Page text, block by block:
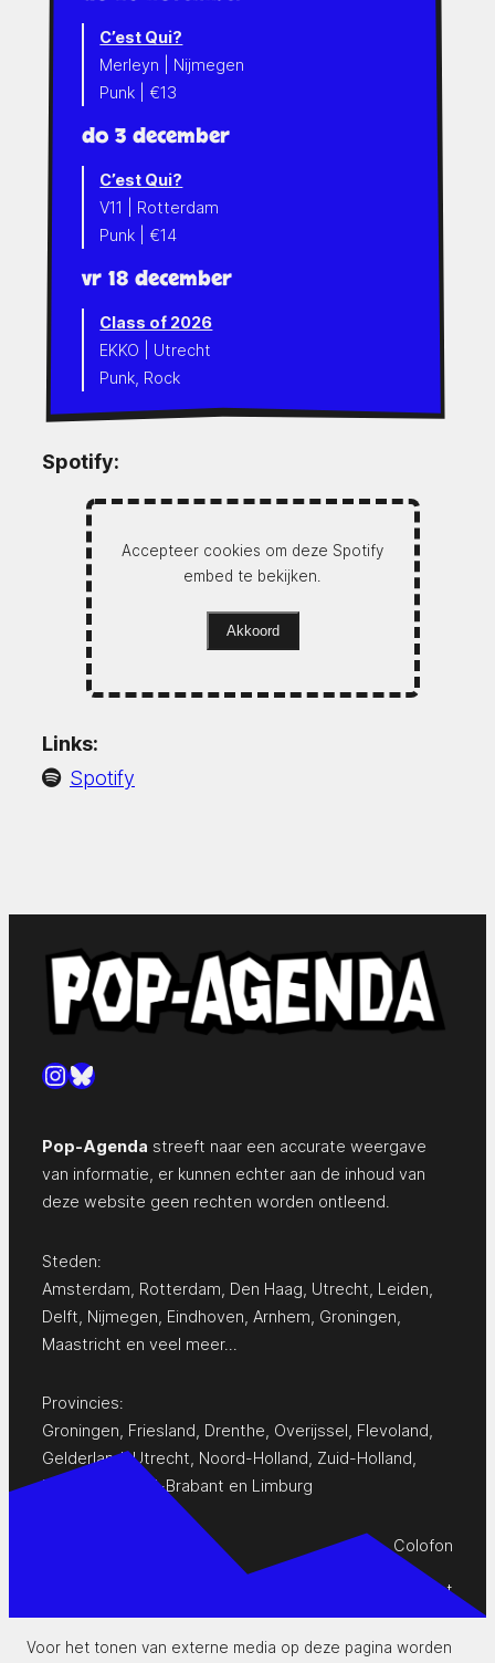
Voor het tonen van externe media op deze pagina worden
C’est Qui?
Merleyn | Nijmegen
Punk | €13
do 3 december
C’est Qui?
V11 | Rotterdam
Punk | €14
vr 18 december
Class of 2026
EKKO | Utrecht
Punk, Rock
Spotify:
Accepteer cookies om deze Spotify
embed te bekijken.
Akkoord
Links:
Spotify
Instagram
Bluesky
Pop-Agenda streeft naar een accurate weergave
van informatie, er kunnen echter aan de inhoud van
deze website geen rechten worden ontleend.
Steden:
Amsterdam Rotterdam Den Haag Utrecht Leiden
Delft Nijmegen Eindhoven Arnhem Groningen
Maastricht en veel meer…
Provincies:
Groningen, Friesland, Drenthe, Overijssel, Flevoland,
Gelderland,Utrecht, Noord-Holland, Zuid-Holland,
Zeeland
Noord-Brabant en Limburg
Colofon
Privacy Statement